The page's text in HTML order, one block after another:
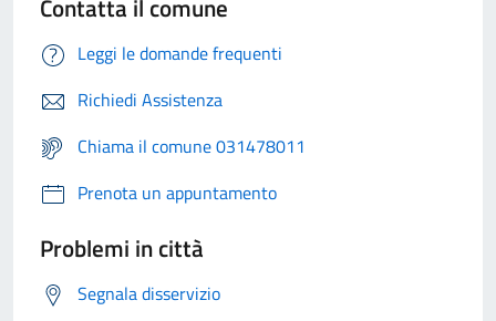
Contatta il comune
Leggi le domande frequenti
Richiedi Assistenza
Chiama il comune 031478011
Prenota un appuntamento
Problemi in città
Segnala disservizio